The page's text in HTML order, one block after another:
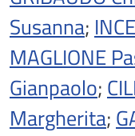
Susanna;
MAGLIONE
Gianpaolo;
Margherita;